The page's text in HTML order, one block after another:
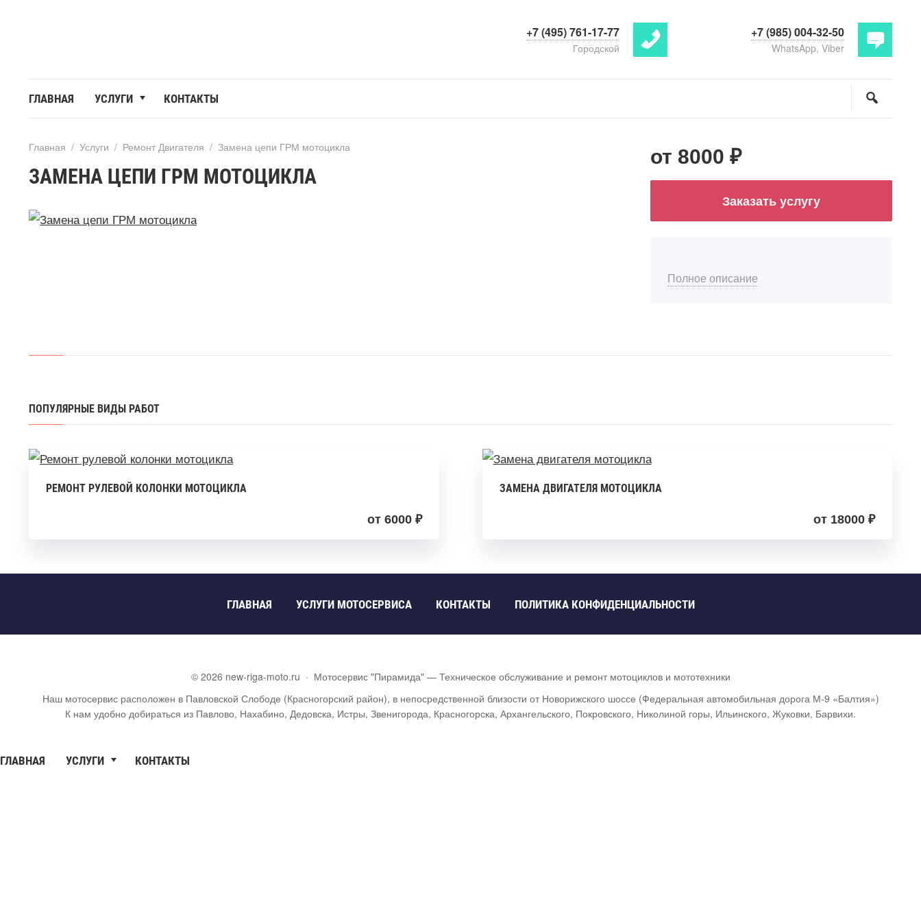
+7 (495) 761-17-77
Городской
+7 (985) 004-32-50
WhatsApp, Viber
ГЛАВНАЯ УСЛУГИ КОНТАКТЫ
Главная / Услуги / Ремонт Двигателя / Замена цепи ГРМ мотоцикла
ЗАМЕНА ЦЕПИ ГРМ МОТОЦИКЛА
от 8000 ₽
Заказать услугу
Полное описание
ПОПУЛЯРНЫЕ ВИДЫ РАБОТ
РЕМОНТ РУЛЕВОЙ КОЛОНКИ МОТОЦИКЛА
от 6000 ₽
ЗАМЕНА ДВИГАТЕЛЯ МОТОЦИКЛА
от 18000 ₽
ГЛАВНАЯ УСЛУГИ МОТОСЕРВИСА КОНТАКТЫ ПОЛИТИКА КОНФИДЕНЦИАЛЬНОСТИ
© 2026 new-riga-moto.ru · Мотосервис "Пирамида" — Техническое обслуживание и ремонт мотоциклов и мототехники
Наш мотосервис расположен в Павловской Слободе (Красногорский район), в непосредственной близости от Новорижского шоссе (Федеральная автомобильная дорога М-9 «Балтия»)
К нам удобно добираться из Павлово, Нахабино, Дедовска, Истры, Звенигорода, Красногорска, Архангельского, Покровского, Николиной горы, Ильинского, Жуковки, Барвихи.
ГЛАВНАЯ УСЛУГИ КОНТАКТЫ